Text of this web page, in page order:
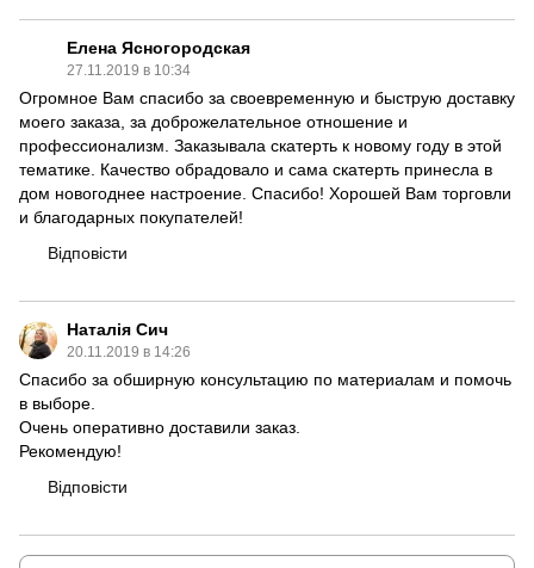
Елена Ясногородская
27.11.2019 в 10:34
Огромное Вам спасибо за своевременную и быструю доставку
моего заказа, за доброжелательное отношение и
профессионализм. Заказывала скатерть к новому году в этой
тематике. Качество обрадовало и сама скатерть принесла в
дом новогоднее настроение. Спасибо! Хорошей Вам торговли
и благодарных покупателей!
Відповісти
Наталія Сич
20.11.2019 в 14:26
Спасибо за обширную консультацию по материалам и помочь
в выборе.
Очень оперативно доставили заказ.
Рекомендую!
Відповісти